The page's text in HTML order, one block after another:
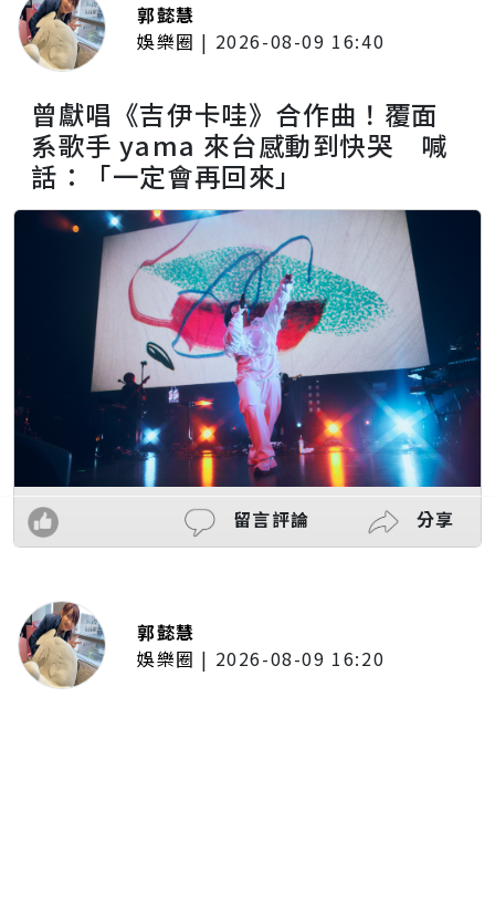
郭懿慧
娛樂圈 | 2026-08-09 16:40
曾獻唱《吉伊卡哇》合作曲！覆面
系歌手 yama 來台感動到快哭 喊
話：「一定會再回來」
留言評論 分享
郭懿慧
娛樂圈 | 2026-08-09 16:20